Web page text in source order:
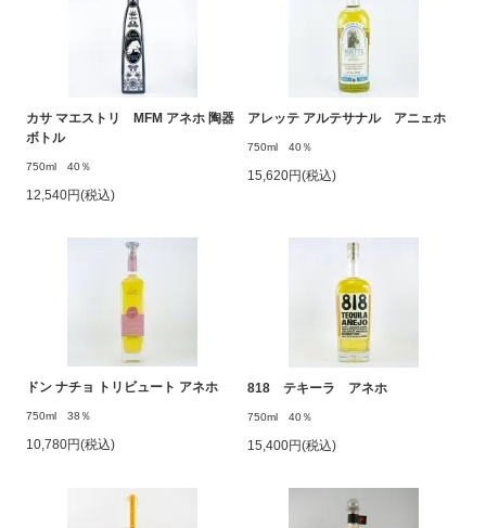
カサ マエストリ MFM アネホ 陶器
ボトル
750ml 40％
12,540円(税込)
アレッテ アルテサナル アニェホ
750ml 40％
15,620円(税込)
ドン ナチョ トリビュート アネホ
750ml 38％
10,780円(税込)
818 テキーラ アネホ
750ml 40％
15,400円(税込)